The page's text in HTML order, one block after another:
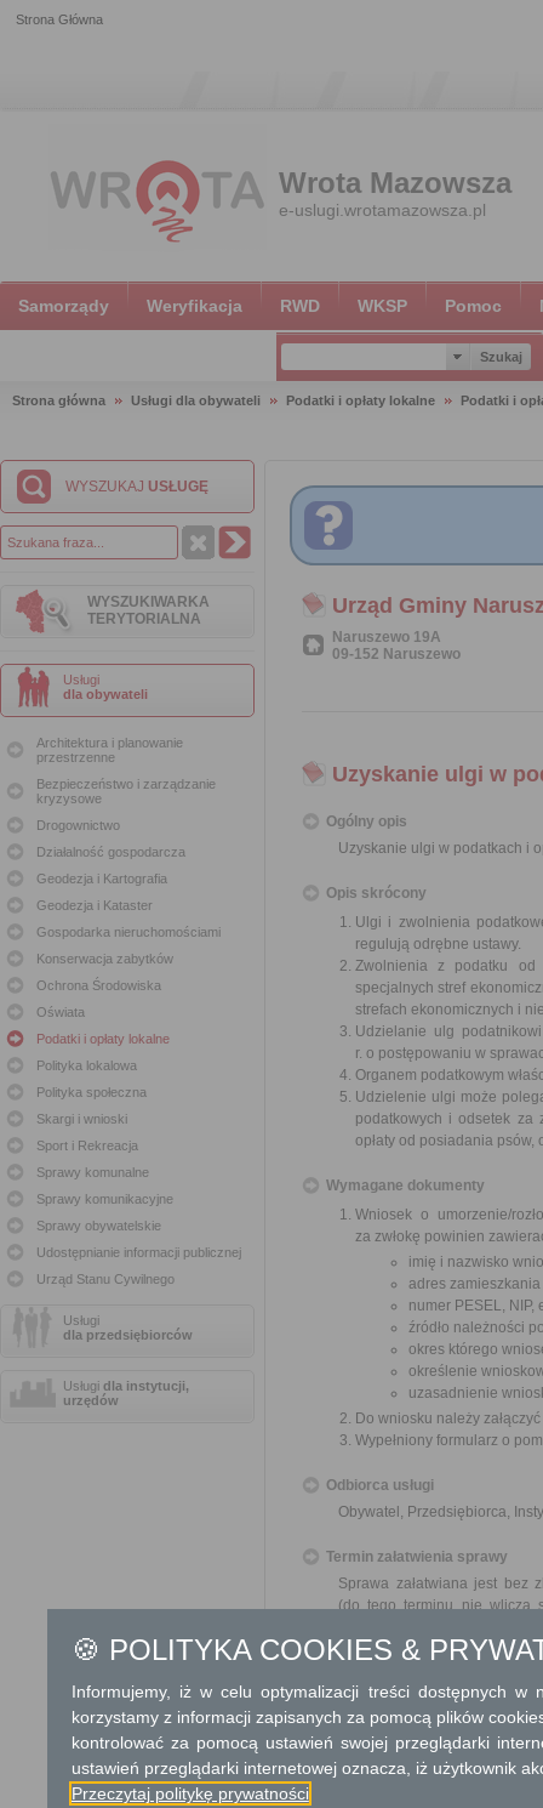
Strona Główna
Wrota Mazowsza
e-uslugi.wrotamazowsza.pl
Samorządy Weryfikacja RWD WKSP Pomoc
Strona główna Usługi dla obywateli Podatki i opłaty lokalne Podatki i
WYSZUKAJ USŁUGĘ
WYSZUKIWARKA
TERYTORIALNA
Usługi
dla obywateli
Architektura i planowanie
przestrzenne
Bezpieczeństwo i zarządzanie
kryzysowe
Drogownictwo
Działalność gospodarcza
Geodezja i Kartografia
Geodezja i Kataster
Gospodarka nieruchomościami
Konserwacja zabytków
Ochrona Środowiska
Oświata
Podatki i opłaty lokalne
Polityka lokalowa
Polityka społeczna
Skargi i wnioski
Sport i Rekreacja
Sprawy komunalne
Sprawy komunikacyjne
Sprawy obywatelskie
Udostępnianie informacji publicznej
Urząd Stanu Cywilnego
Usługi
dla przedsiębiorców
Usługi dla instytucji,
urzędów
Urząd Gminy
Naruszewo 19A
09-152 Naruszewo
Uzyskanie ulgi w
Ogólny opis
Uzyskanie ulgi w podatkach i
Opis skrócony
Ulgi i zwolnienia
regulują odrębne ustawy.
Zwolnienia z podatku od
specjalnych stref
strefach ekonomicznych i
Udzielanie ulg
r. o postępowaniu w
Organem podatkowym
Udzielenie ulgi może
podatkowych i odsetek za
opłaty od posiadania psów,
Wymagane dokumenty
Wniosek o umorzenie/
za zwłokę powinien
imię i nazwisko
adres
numer PESEL,
źródło należności
okres którego
określenie
uzasadnienie
Do wniosku należy
Wypełniony formularz o
Odbiorca usługi
Obywatel, Przedsiębiorca,
Termin załatwienia sprawy
Sprawa załatwiana jest bez
(do tego terminu nie wlicza
od organu).
Informacja
Dodatkowe
🍪 POLITYKA COOKIES &
Informujemy, iż w celu optymalizacji treści dostępnych w
korzystamy z informacji zapisanych za pomocą plików
kontrolować za pomocą ustawień swojej przeglądarki
ustawień przeglądarki internetowej oznacza, iż użytkownik
Przeczytaj politykę prywatności